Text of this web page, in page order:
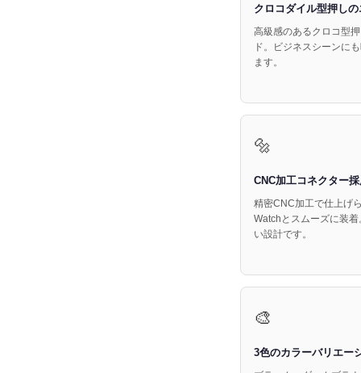
クロコダイル型押し
高級感のあるクロコ型
ド。ビジネスシーンに
ます。
🔩
CNC加工コネクター
精密CNC加工で仕上げ
Watchとスムーズに装
い設計です。
🎨
3色のカラーバリエー